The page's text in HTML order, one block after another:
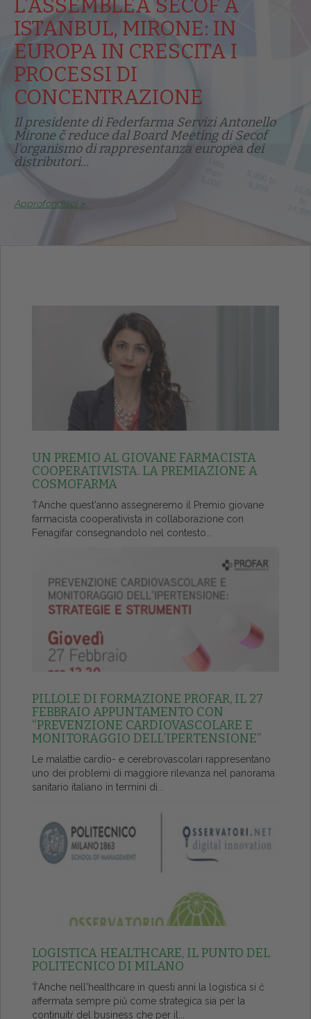
L’ASSEMBLEA SECOF A
ISTANBUL, MIRONE: IN
EUROPA IN CRESCITA I
PROCESSI DI
CONCENTRAZIONE
Il presidente di Federfarma Servizi Antonello
Mirone č reduce dal Board Meeting di Secof
l'organismo di rappresentanza europea dei
distributori...
Approfondisci >
UN PREMIO AL GIOVANE FARMACISTA
COOPERATIVISTA. LA PREMIAZIONE A
COSMOFARMA
ŤAnche quest'anno assegneremo il Premio giovane
farmacista cooperativista in collaborazione con
Fenagifar consegnandolo nel contesto...
PILLOLE DI FORMAZIONE PROFAR, IL 27
FEBBRAIO APPUNTAMENTO CON
“PREVENZIONE CARDIOVASCOLARE E
MONITORAGGIO DELL’IPERTENSIONE”
Le malattie cardio- e cerebrovascolari rappresentano
uno dei problemi di maggiore rilevanza nel panorama
sanitario italiano in termini di...
LOGISTICA HEALTHCARE, IL PUNTO DEL
POLITECNICO DI MILANO
ŤAnche nell'healthcare in questi anni la logistica si č
affermata sempre piů come strategica sia per la
continuitŕ del business che per il...